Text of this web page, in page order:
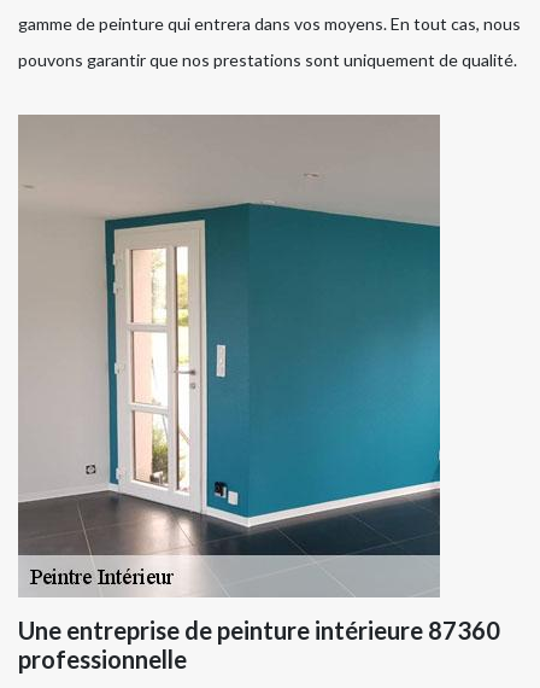
gamme de peinture qui entrera dans vos moyens. En tout cas, nous
pouvons garantir que nos prestations sont uniquement de qualité.
Une entreprise de peinture intérieure 87360
professionnelle